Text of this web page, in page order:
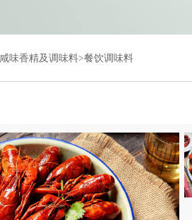
咸味香精及调味料>餐饮调味料